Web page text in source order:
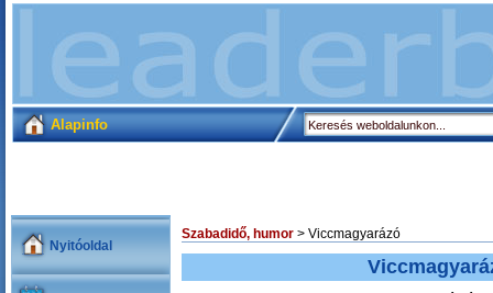
Alapinfo
Nyitóoldal
Szabadidő, humor > Viccmagyarázó